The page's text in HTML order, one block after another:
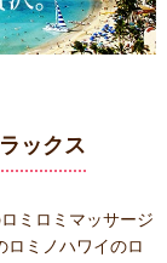
ックス
ミロミマッサージ
ロミノハワイのロ